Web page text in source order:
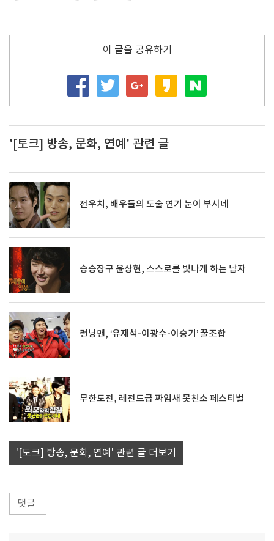
이 글을 공유하기
'[토크] 방송, 문화, 연예' 관련 글
전우치, 배우들의 도술 연기 눈이 부시네
승승장구 윤상현, 스스로를 빛나게 하는 남자
런닝맨, ‘유재석-이광수-이승기’ 꿀조합
무한도전, 레전드급 짜임새 못친소 페스티벌
'[토크] 방송, 문화, 연예' 관련 글 더보기
댓글